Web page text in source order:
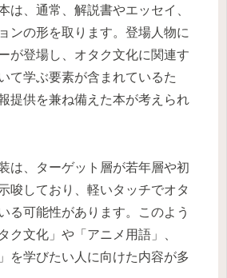
は、通常、解説書やエッセイ、
ンの形を取ります。登場人物に
が登場し、オタク文化に関連す
て学ぶ要素が含まれているた
提供を兼ね備えた本が考えられ
は、ターゲット層が若年層や初
唆しており、軽いタッチでオタ
る可能性があります。このよう
ク文化」や「アニメ用語」、
を学びたい人に向けた内容が多